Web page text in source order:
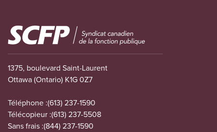
Image
1375, boulevard Saint-Laurent
Ottawa (Ontario) K1G 0Z7
Téléphone :(613) 237-1590
Télécopieur :(613) 237-5508
Sans frais :(844) 237-1590